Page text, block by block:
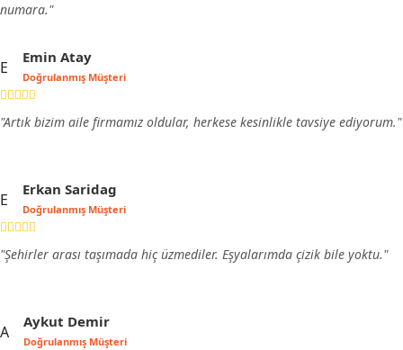
numara."
E
Emin Atay
Doğrulanmış Müşteri
"Artık bizim aile firmamız oldular, herkese kesinlikle tavsiye ediyorum."
E
Erkan Saridag
Doğrulanmış Müşteri
"Şehirler arası taşımada hiç üzmediler. Eşyalarımda çizik bile yoktu."
A
Aykut Demir
Doğrulanmış Müşteri